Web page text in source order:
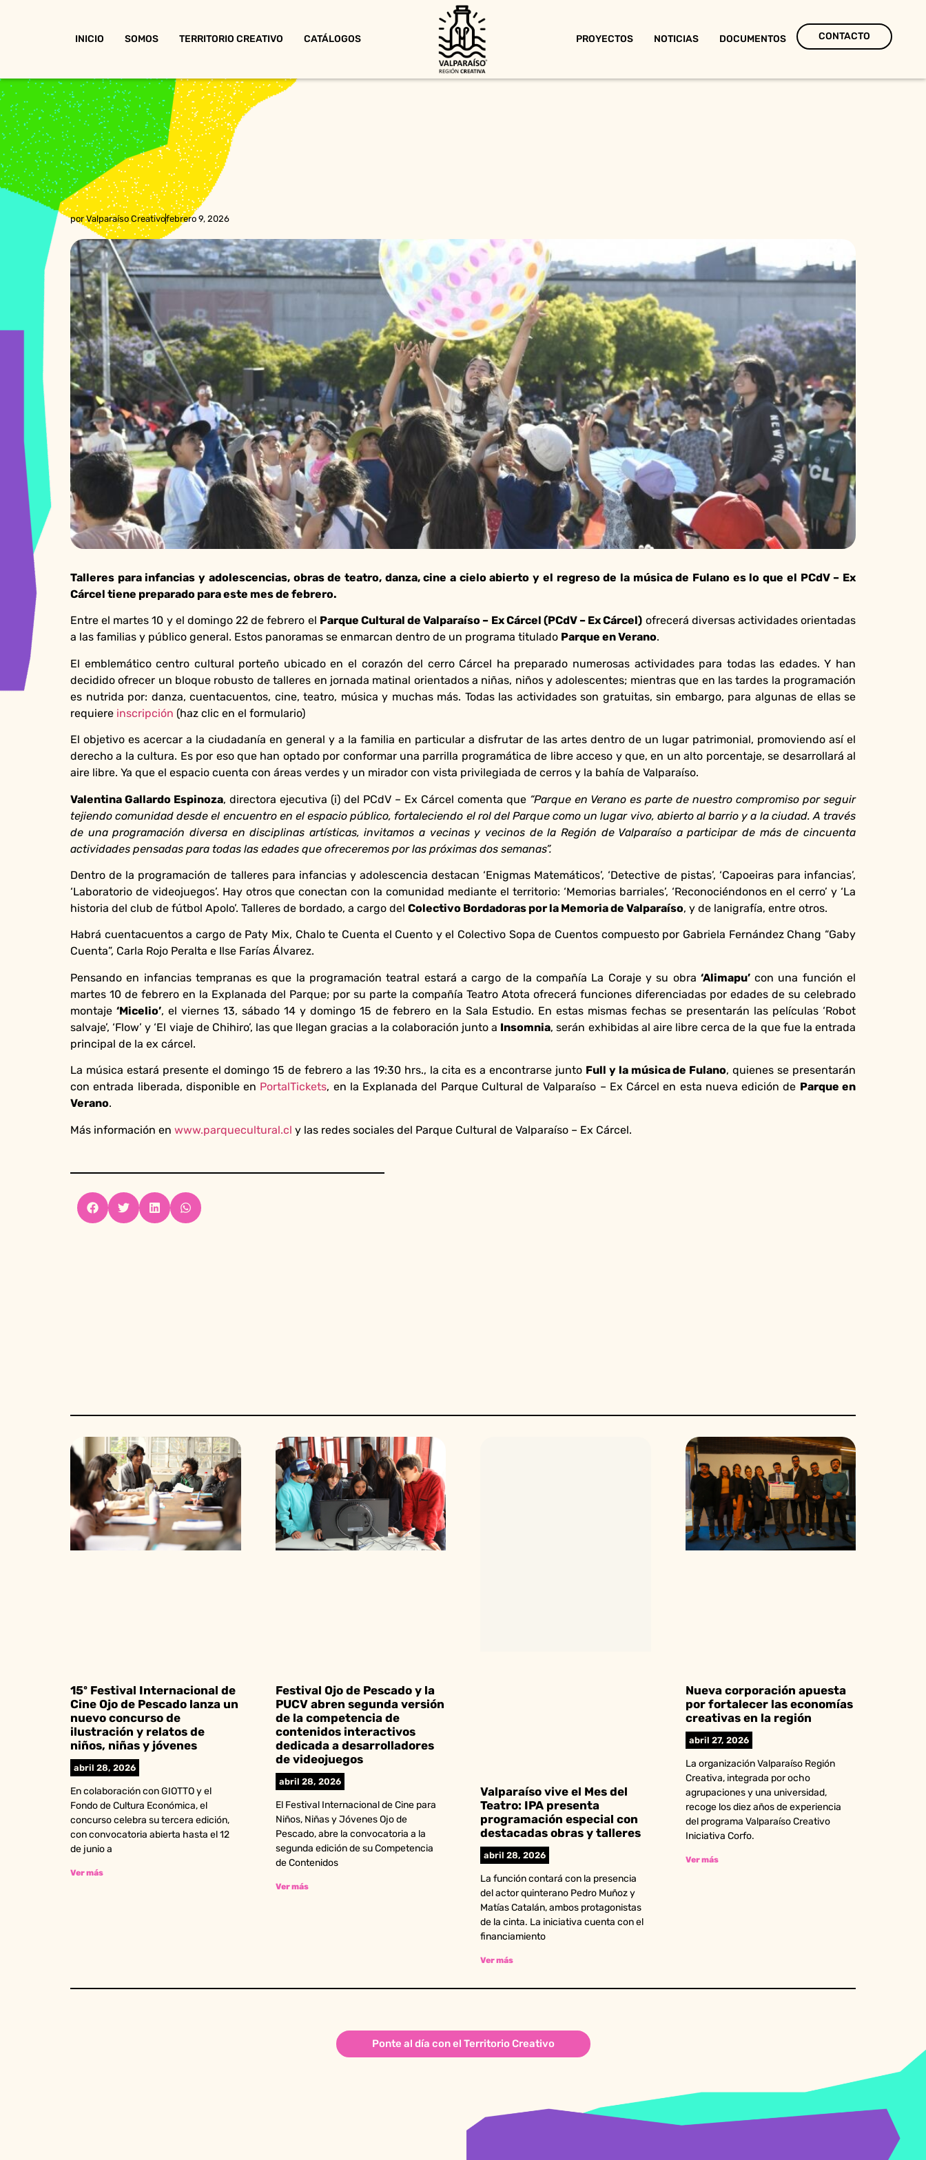
INICIO SOMOS TERRITORIO CREATIVO CATÁLOGOS PROYECTOS NOTICIAS DOCUMENTOS CONTACTO
porValparaíso Creativofebrero 9, 2026
Talleres para infancias y adolescencias, obras de teatro, danza, cine a cielo abierto y el regreso de la música de Fulano es lo que el PCdV – Ex
Cárcel tiene preparado para este mes de febrero.
Entre el martes 10 y el domingo 22 de febrero el Parque Cultural de Valparaíso – Ex Cárcel (PCdV – Ex Cárcel) ofrecerá diversas actividades orientadas
a las familias y público general. Estos panoramas se enmarcan dentro de un programa titulado Parque en Verano.
El emblemático centro cultural porteño ubicado en el corazón del cerro Cárcel ha preparado numerosas actividades para todas las edades. Y han
decidido ofrecer un bloque robusto de talleres en jornada matinal orientados a niñas, niños y adolescentes; mientras que en las tardes la programación
es nutrida por: danza, cuentacuentos, cine, teatro, música y muchas más. Todas las actividades son gratuitas, sin embargo, para algunas de ellas se
requiere inscripción (haz clic en el formulario)
El objetivo es acercar a la ciudadanía en general y a la familia en particular a disfrutar de las artes dentro de un lugar patrimonial, promoviendo así el
derecho a la cultura. Es por eso que han optado por conformar una parrilla programática de libre acceso y que, en un alto porcentaje, se desarrollará al
aire libre. Ya que el espacio cuenta con áreas verdes y un mirador con vista privilegiada de cerros y la bahía de Valparaíso.
Valentina Gallardo Espinoza, directora ejecutiva (i) del PCdV – Ex Cárcel comenta que “Parque en Verano es parte de nuestro compromiso por seguir
tejiendo comunidad desde el encuentro en el espacio público, fortaleciendo el rol del Parque como un lugar vivo, abierto al barrio y a la ciudad. A través
de una programación diversa en disciplinas artísticas, invitamos a vecinas y vecinos de la Región de Valparaíso a participar de más de cincuenta
actividades pensadas para todas las edades que ofreceremos por las próximas dos semanas”.
Dentro de la programación de talleres para infancias y adolescencia destacan ‘Enigmas Matemáticos’, ‘Detective de pistas’, ‘Capoeiras para infancias’,
‘Laboratorio de videojuegos’. Hay otros que conectan con la comunidad mediante el territorio: ‘Memorias barriales’, ‘Reconociéndonos en el cerro’ y ‘La
historia del club de fútbol Apolo’. Talleres de bordado, a cargo del Colectivo Bordadoras por la Memoria de Valparaíso, y de lanigrafía, entre otros.
Habrá cuentacuentos a cargo de Paty Mix, Chalo te Cuenta el Cuento y el Colectivo Sopa de Cuentos compuesto por Gabriela Fernández Chang “Gaby
Cuenta”, Carla Rojo Peralta e Ilse Farías Álvarez.
Pensando en infancias tempranas es que la programación teatral estará a cargo de la compañía La Coraje y su obra ‘Alimapu’con una función el
martes 10 de febrero en la Explanada del Parque; por su parte la compañía Teatro Atota ofrecerá funciones diferenciadas por edades de su celebrado
montaje‘Micelio’, el viernes 13, sábado 14 y domingo 15 de febrero en la Sala Estudio. En estas mismas fechas se presentarán las películas ‘Robot
salvaje’, ‘Flow’ y ‘El viaje de Chihiro’, las que llegan gracias a la colaboración junto a Insomnia, serán exhibidas al aire libre cerca de la que fue la entrada
principal de la ex cárcel.
La música estará presente el domingo 15 de febrero a las 19:30 hrs., la cita es a encontrarse junto Full y la música de Fulano, quienes se presentarán
con entrada liberada, disponible en PortalTickets, en la Explanada del Parque Cultural de Valparaíso – Ex Cárcel en esta nueva edición de Parque en
Verano.
Más información en www.parquecultural.cl y las redes sociales del Parque Cultural de Valparaíso – Ex Cárcel.
15º Festival Internacional de
Cine Ojo de Pescado lanza un
nuevo concurso de
ilustración y relatos de
niños, niñas y jóvenes
abril 28, 2026
En colaboración con GIOTTO y el
Fondo de Cultura Económica, el
concurso celebra su tercera edición,
con convocatoria abierta hasta el 12
de junio a
Ver más
Festival Ojo de Pescado y la
PUCV abren segunda versión
de la competencia de
contenidos interactivos
dedicada a desarrolladores
de videojuegos
abril 28, 2026
El Festival Internacional de Cine para
Niños, Niñas y Jóvenes Ojo de
Pescado, abre la convocatoria a la
segunda edición de su Competencia
de Contenidos
Ver más
Valparaíso vive el Mes del
Teatro: IPA presenta
programación especial con
destacadas obras y talleres
abril 28, 2026
La función contará con la presencia
del actor quinterano Pedro Muñoz y
Matías Catalán, ambos protagonistas
de la cinta. La iniciativa cuenta con el
financiamiento
Ver más
Nueva corporación apuesta
por fortalecer las economías
creativas en la región
abril 27, 2026
La organización Valparaíso Región
Creativa, integrada por ocho
agrupaciones y una universidad,
recoge los diez años de experiencia
del programa Valparaíso Creativo
Iniciativa Corfo.
Ver más
Ponte al día con el Territorio Creativo